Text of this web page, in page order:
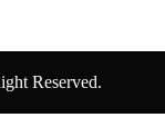
Reserved.